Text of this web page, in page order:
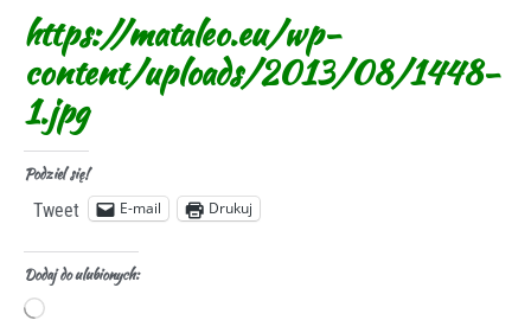
https://mataleo.eu/wp-
content/uploads/2013/08/1448-
1.jpg
Podziel się!
Tweet E-mail Drukuj
Dodaj do ulubionych: